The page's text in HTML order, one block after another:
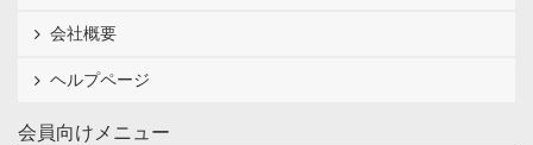
会社概要
ヘルプページ
会員向けメニュー